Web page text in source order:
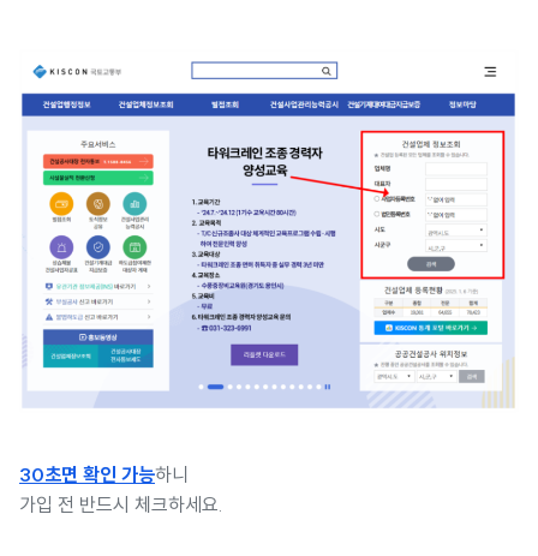
30초면 확인 가능하니
가입 전 반드시 체크하세요.